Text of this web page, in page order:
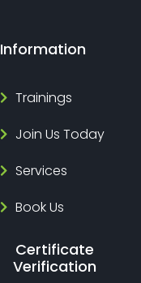
Information
Trainings
Join Us Today
Services
Book Us
Certificate
Verification